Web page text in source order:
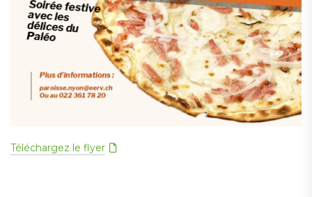
Téléchargez le flyer